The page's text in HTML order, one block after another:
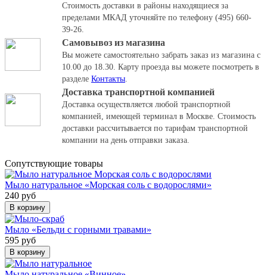
Стоимость доставки в районы находящиеся за
пределами МКАД уточняйте по телефону (495) 660-
39-26.
Самовывоз из магазина
Вы можете самостоятельно забрать заказ из магазина с
10.00 до 18.30. Карту проезда вы можете посмотреть в
разделе Контакты
Доставка транспортной компанией
Доставка осуществляется любой транспортной
компанией, имеющей терминал в Москве. Стоимость
доставки рассчитывается по тарифам транспортной
компании на день отправки заказа.
Cопутствующие товары
Мыло натуральное «Морская соль с водорослями»
240 руб
В корзину
Мыло «Бельди с горными травами»
595 руб
В корзину